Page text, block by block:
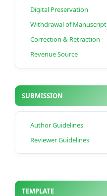
Digital Preservation
Withdrawal of Manuscript
Correction & Retraction
Revenue Source
SUBMISSION
Author Guidelines
Reviewer Guidelines
TEMPLATE